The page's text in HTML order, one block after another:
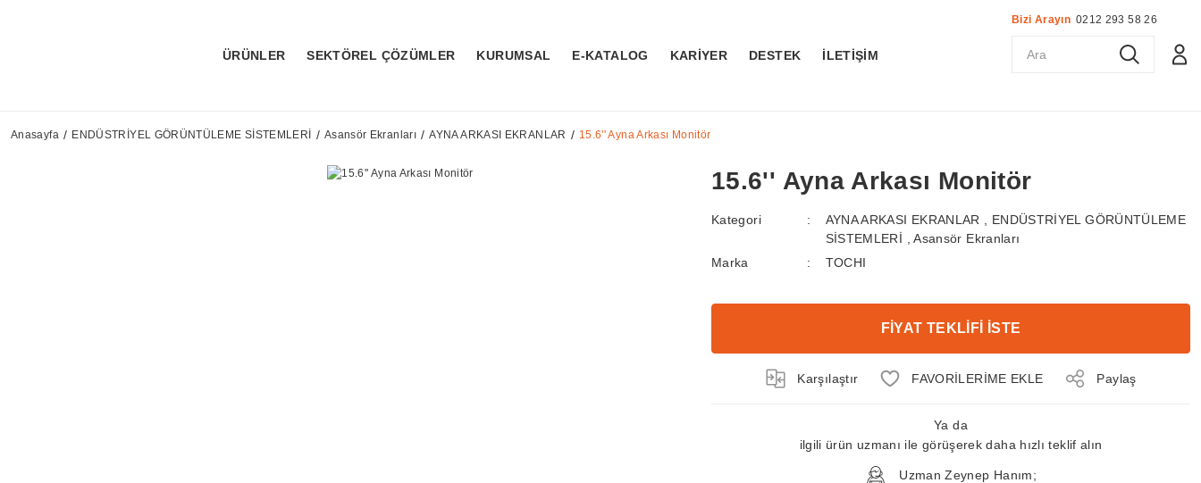
ÜRÜNLER SEKTÖREL ÇÖZÜMLER KURUMSAL E-KATALOG KARİYER DESTEK İLETİŞİM
Bizi Arayın 0212 293 58 26
Anasayfa ENDÜSTRİYEL GÖRÜNTÜLEME SİSTEMLERİ Asansör Ekranları AYNA ARKASI EKRANLAR 15.6'' Ayna Arkası Monitör
15.6'' Ayna Arkası Monitör
Kategori AYNA ARKASI EKRANLAR
ENDÜSTRİYEL GÖRÜNTÜLEME
SİSTEMLERİ
,Asansör Ekranları
Marka
TOCHI
FİYAT TEKLİFİ İSTE
Karşılaştır Paylaş
Ya da
ilgili ürün uzmanı ile görüşerek daha hızlı teklif alın
Uzman Zeynep Hanım;